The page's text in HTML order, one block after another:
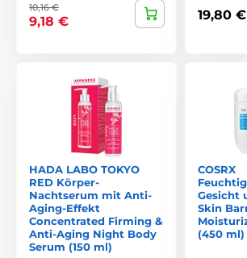
10,16 €
9,18 € 19,80 €
HADA LABO TOKYO
RED Körper-
Nachtserum mit Anti-
Aging-Effekt
Concentrated Firming &
Anti-Aging Night Body
Serum (150 ml)
COSRX
Gesicht
Skin
(450 ml)